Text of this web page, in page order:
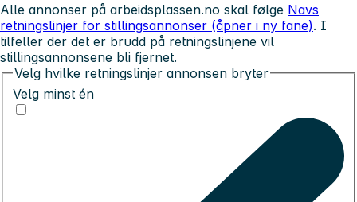
Alle annonser på arbeidsplassen.no skal følge Navs
retningslinjer for stillingsannonser (åpner i ny fane). I
tilfeller der det er brudd på retningslinjene vil
stillingsannonsene bli fjernet.
Velg hvilke retningslinjer annonsen bryter
Velg minst én